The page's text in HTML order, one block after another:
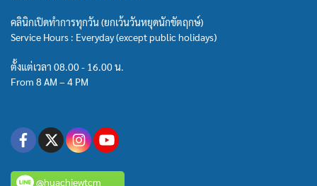
คลินิกเปิดทำการทุกวัน (ยกเว้นวันหยุดนักขัตฤกษ์)
Service Hours : Everyday (except public holidays)
ตั้งแต่เวลา 08.00 - 16.00 น.
From 8 AM – 4 PM
@huachiewtcm